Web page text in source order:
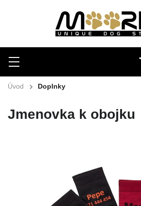
Hľadať
Menu
Úvod Doplnky
Jmenovka k obojku